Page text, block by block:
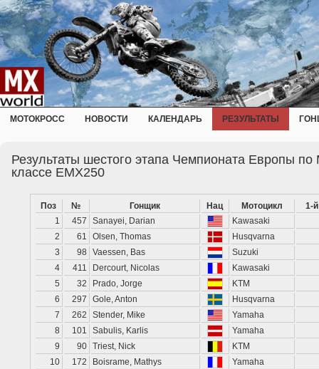
МОТОКРОСС НОВОСТИ КАЛЕНДАРЬ РЕЗУЛЬТАТЫ
Результаты шестого этапа Чемпионата Европы по
классе EMX250
Поз № Гонщик Нац Мотоцикл
1-
1
457 Sanayei, Darian
Kawasaki
2
61 Olsen, Thomas
Husqvarna
3
98 Vaessen, Bas
Suzuki
4
411 Dercourt, Nicolas
Kawasaki
5
32 Prado, Jorge
KTM
6
297 Gole, Anton
Husqvarna
7
262 Stender, Mike
Yamaha
8
101 Sabulis, Karlis
Yamaha
9
90 Triest, Nick
KTM
10
172 Boisrame, Mathys
Yamaha